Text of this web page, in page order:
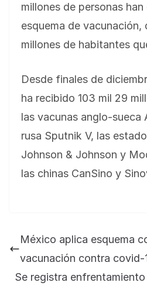
millones de personas
esquema de vacunación,
millones de habitantes
Desde finales de
ha recibido 103 mil 29
las vacunas anglo-sueca
rusa Sputnik V, las
Johnson & Johnson y
las chinas CanSino y
México aplica esquema
vacunación contra
Se registra